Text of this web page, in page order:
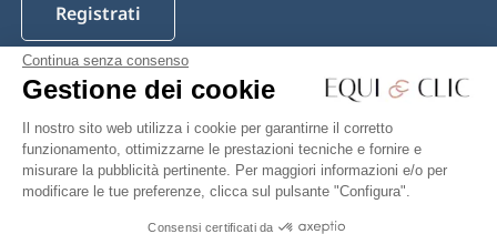
Continua senza consenso
Gestione dei cookie
Il nostro sito web utilizza i cookie per garantirne il corretto
funzionamento, ottimizzarne le prestazioni tecniche e fornire e
misurare la pubblicità pertinente. Per maggiori informazioni e/o per
modificare le tue preferenze, clicca sul pulsante "Configura".
Consensi certificati da
Registrati
Facebook Twitter
YouTube
Pinterest
Instagram
Equiclic © 2026